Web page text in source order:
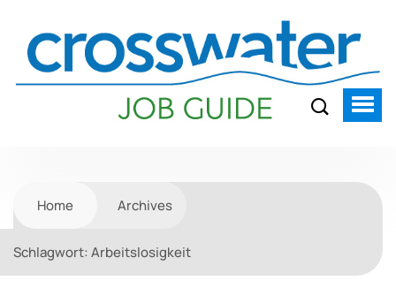
Home Archives
Schlagwort: Arbeitslosigkeit